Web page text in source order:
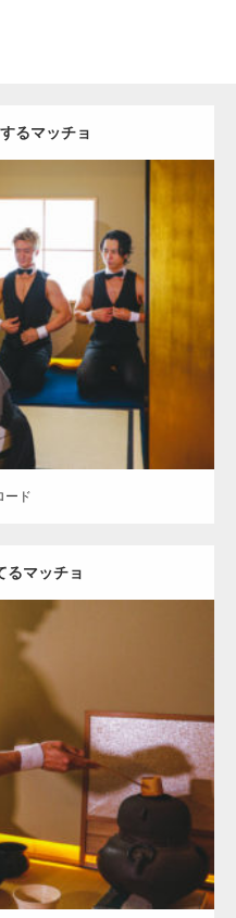
るマッチョ
細マッチョ)
SOSUKE
ード
るマッチョ
AKIHITO(細マッチョ) 肩